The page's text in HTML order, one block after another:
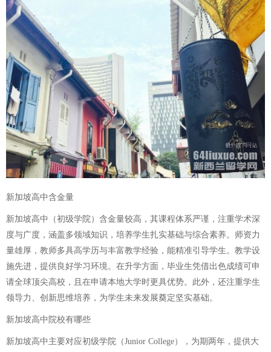
新加坡高中含金量
新加坡高中（初级学院）含金量较高，其课程体系严谨，注重学术深
度与广度，涵盖多领域知识，培养学生扎实基础与综合素养。师资力
量雄厚，教师多具高学历与丰富教学经验，能精准引导学生。教学设
施先进，提供良好学习环境。在升学方面，毕业生凭借出色成绩可申
请全球顶尖高校，且在申请本地大学时更具优势。此外，还注重学生
领导力、创新思维培养，为学生未来发展奠定坚实基础。
新加坡高中院校有哪些
新加坡高中主要对应初级学院（Junior College），为期两年，提供大